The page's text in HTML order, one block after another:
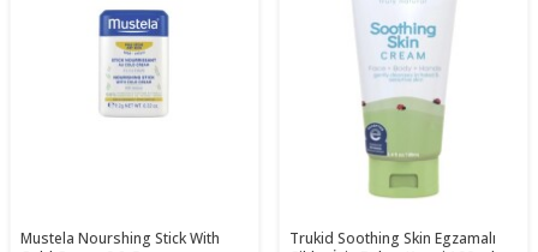
Mustela Nourshing Stick With
Trukid Soothing Skin Egzamalı